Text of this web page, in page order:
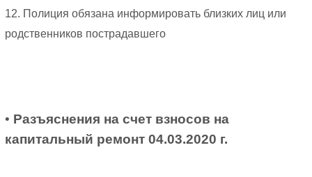
12. Полиция обязана информировать близких лиц или
родственников пострадавшего
• Разъяснения на счет взносов на
капитальный ремонт 04.03.2020 г.